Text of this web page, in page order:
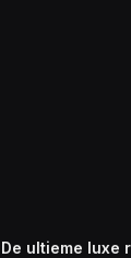
De ultieme luxe